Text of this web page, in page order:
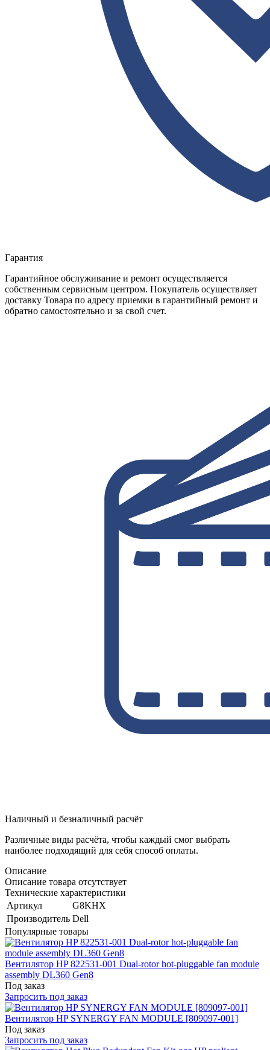
Гарантия
Гарантийное обслуживание и ремонт осуществляется
собственным сервисным центром. Покупатель осуществляет
доставку Товара по адресу приемки в гарантийный ремонт и
обратно самостоятельно и за свой счет.
Наличный и безналичный расчёт
Различные виды расчёта, чтобы каждый смог выбрать
наиболее подходящий для себя способ оплаты.
Описание
Описание товара отсутствует
Технические характеристики
Артикул
G8KHX
Производитель Dell
Популярные товары
Вентилятор HP 822531-001 Dual-rotor hot-pluggable fan module
assembly DL360 Gen8
Под заказ
Запросить под заказ
Вентилятор HP SYNERGY FAN MODULE [809097-001]
Под заказ
Запросить под заказ